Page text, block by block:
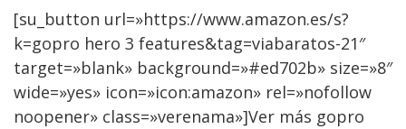
[su_button url=»https://www.amazon.es/s?
k=gopro hero 3 features&tag=viabaratos-21″
target=»blank» background=»#ed702b» size=»8″
wide=»yes» icon=»icon:amazon» rel=»nofollow
noopener» class=»verenama»]Ver más gopro